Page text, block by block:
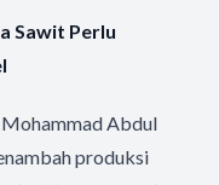
Sawit Perlu
Abdul
produksi